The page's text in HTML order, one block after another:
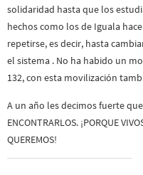
solidaridad hasta que los
hechos como los de Iguala
repetirse, es decir, hasta
el sistema . No ha habido un
132, con esta movilización
A un año les decimos fuerte que
ENCONTRARLOS. ¡PORQUE
QUEREMOS!